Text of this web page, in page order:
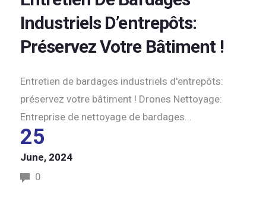
Industriels D’entrepôts:
Préservez Votre Bâtiment !
Entretien de bardages industriels d'entrepôts:
préservez votre bâtiment ! Drones Nettoyage:
Entreprise de nettoyage de bardages…
25
June, 2024
0